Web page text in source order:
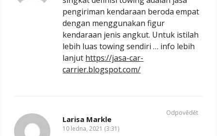
pengiriman kendaraan beroda empat
dengan menggunakan figur
kendaraan jenis angkut. Untuk istilah
lebih luas towing sendiri … info lebih
lanjut https://jasa-car-
carrier.blogspot.com/
Larisa Markle
10 ledna, 2021 (3:31)
Odpovědět